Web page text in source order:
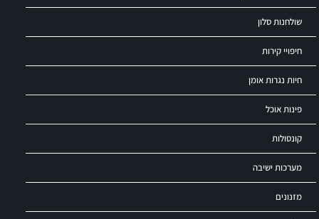
שולחנות סלון
חיפויי קירות
חיות נגרות אומן
פינות אוכל
קונסולות
מערכות ישיבה
מזנונים